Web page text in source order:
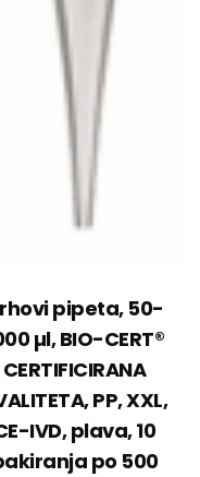
pipeta, 50-
µl, BIO-CERT®
CERTIFICIRANA
PP, XXL,
IVD, plava, 10
po 500